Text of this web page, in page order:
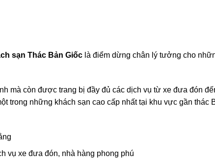
sạn Thác Bản Giốc là điểm dừng chân lý tưởng cho
mà còn được trang bị đầy đủ các dịch vụ từ xe đưa đón
trong những khách sạn cao cấp nhất tại khu vực gần thác
vụ xe đưa đón, nhà hàng phong phú